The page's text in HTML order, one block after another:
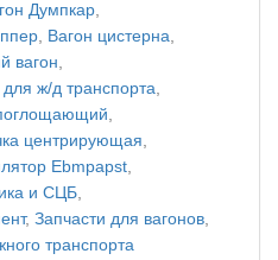
Думпкар,
, Вагон цистерна,
вагон,
ж/д транспорта,
,
центрирующая,
Ebmpapst,
и СЦБ,
, Запчасти для вагонов,
транспорта